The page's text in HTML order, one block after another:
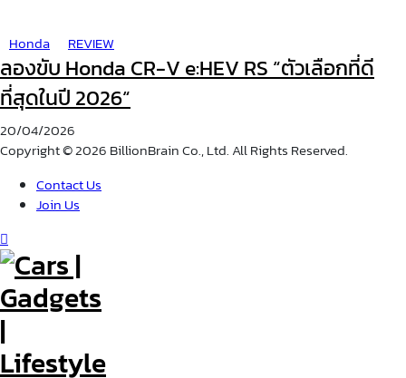
Honda REVIEW
ลองขับ Honda CR-V e:HEV RS “ตัวเลือกที่ดี
ที่สุดในปี 2026“
20/04/2026
Copyright © 2026 BillionBrain Co., Ltd. All Rights Reserved.
Contact Us
Join Us